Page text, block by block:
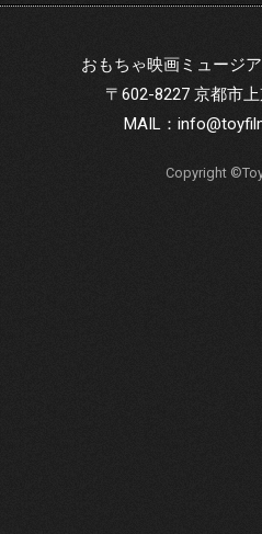
おもちゃ映画ミュージ
〒602-8227 京都市
MAIL：
Copyright